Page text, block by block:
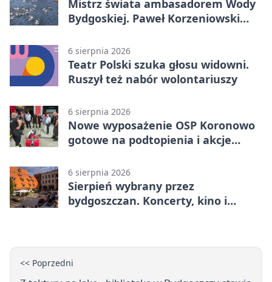
Mistrz świata ambasadorem Wody
Bydgoskiej. Paweł Korzeniowski
6 sierpnia 2026
Teatr Polski szuka głosu widowni.
Ruszył też nabór wolontariuszy
6 sierpnia 2026
Nowe wyposażenie OSP Koronowo
gotowe na podtopienia i akcje
6 sierpnia 2026
Sierpień wybrany przez
bydgoszczan. Koncerty, kino i
<< Poprzedni